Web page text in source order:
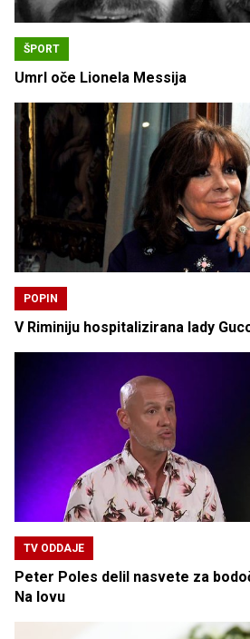
ŠPORT
Umrl oče Lionela Messija
POPIN
V Riminiju hospitalizirana lady
TV ODDAJE
Peter Poles delil nasvete za
Na lovu